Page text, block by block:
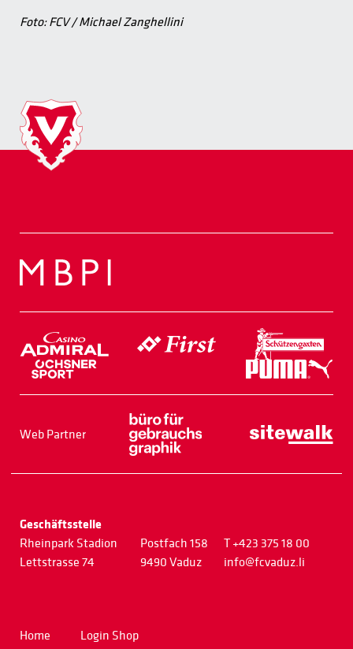
Foto: FCV / Michael Zanghellini
Web Partner
Geschäftsstelle
Rheinpark Stadion
Lettstrasse 74
Postfach 158
9490 Vaduz
T +423 375 18 00
info@fcvaduz.li
Home
Login Shop